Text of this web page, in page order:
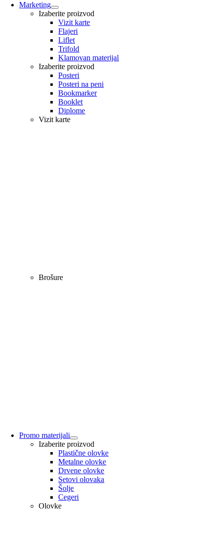
Marketing
Izaberite proizvod
Vizit karte
Flajeri
Liflet
Trifold
Klamovan materijal
Izaberite proizvod
Posteri
Posteri na peni
Bookmarker
Booklet
Diplome
Vizit karte
Brošure
Promo materijali
Izaberite proizvod
Plastične olovke
Metalne olovke
Drvene olovke
Setovi olovaka
Šolje
Cegeri
Olovke